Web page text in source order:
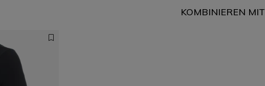
KOMBINIEREN MIT